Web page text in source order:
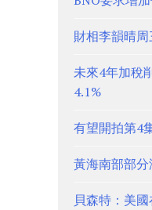
財相李韻晴
未來4年加稅
4.1%
有望開拍第4
黃海南部部
貝森特：美